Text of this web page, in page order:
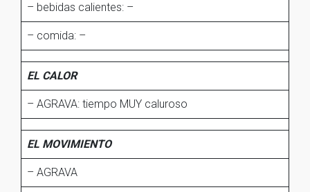
– bebidas calientes: –
– comida: –
EL CALOR
– AGRAVA: tiempo MUY caluroso
EL MOVIMIENTO
– AGRAVA